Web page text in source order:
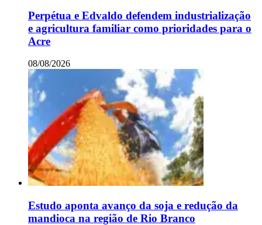
Perpétua e Edvaldo defendem industrialização
e agricultura familiar como prioridades para o
Acre
08/08/2026
Estudo aponta avanço da soja e redução da
mandioca na região de Rio Branco